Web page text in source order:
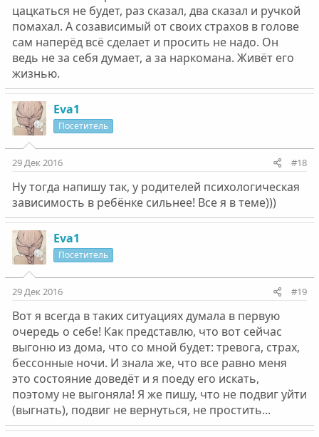
цацкаться не будет, раз сказал, два сказал и ручкой
помахал. А созависимый от своих страхов в голове
сам наперёд всё сделает и просить не надо. Он
ведь не за себя думает, а за наркомана. Живёт его
жизнью.
Eva1
Посетитель
29 Дек 2016 #18
Ну тогда напишу так, у родителей психологическая
зависимость в ребёнке сильнее! Все я в теме)))
Eva1
Посетитель
29 Дек 2016 #19
Вот я всегда в таких ситуациях думала в первую
очередь о себе! Как представлю, что вот сейчас
выгоню из дома, что со мной будет: тревога, страх,
бессонные ночи. И знала же, что все равно меня
это состояние доведёт и я поеду его искать,
поэтому не выгоняла! Я же пишу, что не подвиг уйти
(выгнать), подвиг не вернуться, не простить...